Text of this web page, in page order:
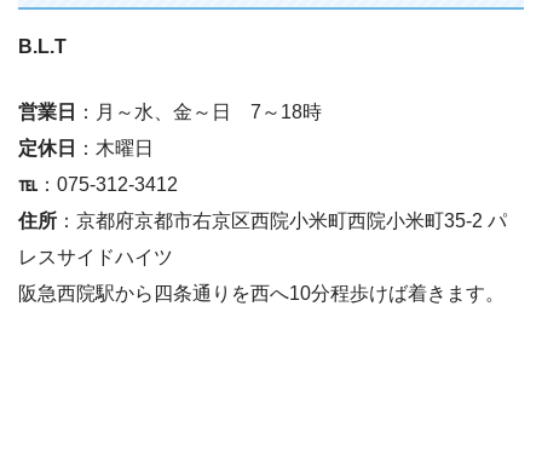
B.L.T
営業日
：月～水、金～日 7～18時
定休日
：木曜日
℡ ：075-312-3412
住所 ：京都府京都市右京区西院小米町西院小米町35-2 パ
レスサイドハイツ
阪急西院駅から四条通りを西へ10分程歩けば着きます。